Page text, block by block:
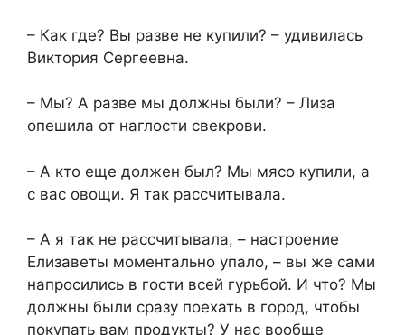
– Как где? Вы разве не купили? – удивилась
Виктория Сергеевна.
– Мы? А разве мы должны были? – Лиза
опешила от наглости свекрови.
– А кто еще должен был? Мы мясо купили, а
с вас овощи. Я так рассчитывала.
– А я так не рассчитывала, – настроение
Елизаветы моментально упало, – вы же сами
напросились в гости всей гурьбой. И что? Мы
должны были сразу поехать в город, чтобы
покупать вам продукты? У нас вообще